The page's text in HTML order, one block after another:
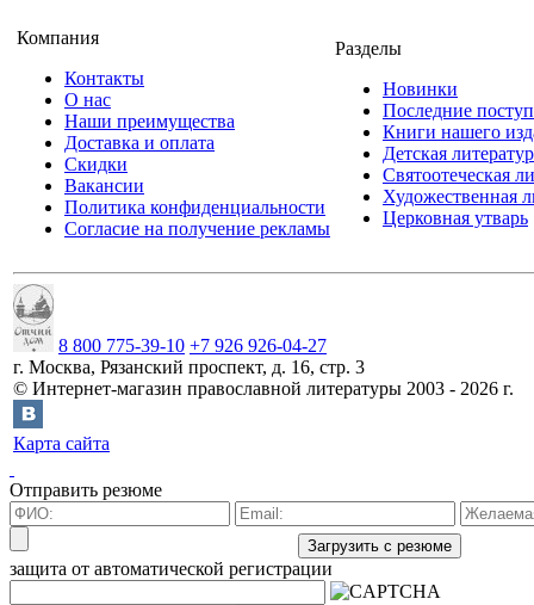
Компания
Контакты
О нас
Наши преимущества
Доставка и оплата
Скидки
Вакансии
Политика конфиденциальности
Согласие на получение рекламы
Разделы
Новинки
Последние
Книги нашего
Детская
Святоотеческая
Художественная
Церковная утварь
8 800 775-39-10 +7 926 926-04-27
г. Москва, Рязанский проспект, д. 16, стр. 3
© Интернет-магазин православной литературы 2003 - 2026 г.
Карта сайта
Отправить резюме
защита от автоматической регистрации